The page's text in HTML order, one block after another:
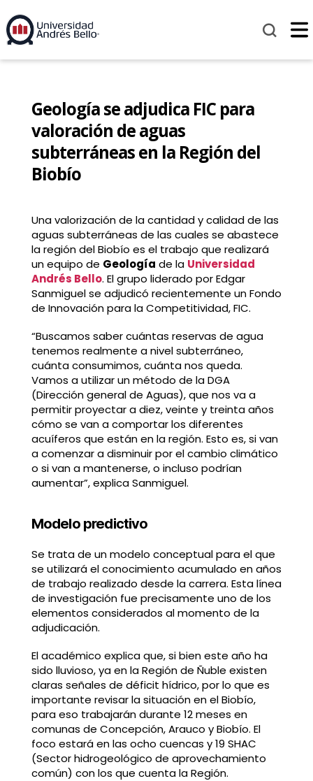
Geología se adjudica FIC para
valoración de aguas
subterráneas en la Región del
Biobío
Una valorización de la cantidad y calidad de las
aguas subterráneas de las cuales se abastece
la región del Biobío es el trabajo que realizará
un equipo de Geología de la Universidad
Andrés Bello. El grupo liderado por Edgar
Sanmiguel se adjudicó recientemente un Fondo
de Innovación para la Competitividad, FIC.
“Buscamos saber cuántas reservas de agua
tenemos realmente a nivel subterráneo,
cuánta consumimos, cuánta nos queda.
Vamos a utilizar un método de la DGA
(Dirección general de Aguas), que nos va a
permitir proyectar a diez, veinte y treinta años
cómo se van a comportar los diferentes
acuíferos que están en la región. Esto es, si van
a comenzar a disminuir por el cambio climático
o si van a mantenerse, o incluso podrían
aumentar”, explica Sanmiguel.
Modelo predictivo
Se trata de un modelo conceptual para el que
se utilizará el conocimiento acumulado en años
de trabajo realizado desde la carrera. Esta línea
de investigación fue precisamente uno de los
elementos considerados al momento de la
adjudicación.
El académico explica que, si bien este año ha
sido lluvioso, ya en la Región de Ñuble existen
claras señales de déficit hídrico, por lo que es
importante revisar la situación en el Biobío,
para eso trabajarán durante 12 meses en
comunas de Concepción, Arauco y Biobío. El
foco estará en las ocho cuencas y 19 SHAC
(Sector hidrogeológico de aprovechamiento
común) con los que cuenta la Región.